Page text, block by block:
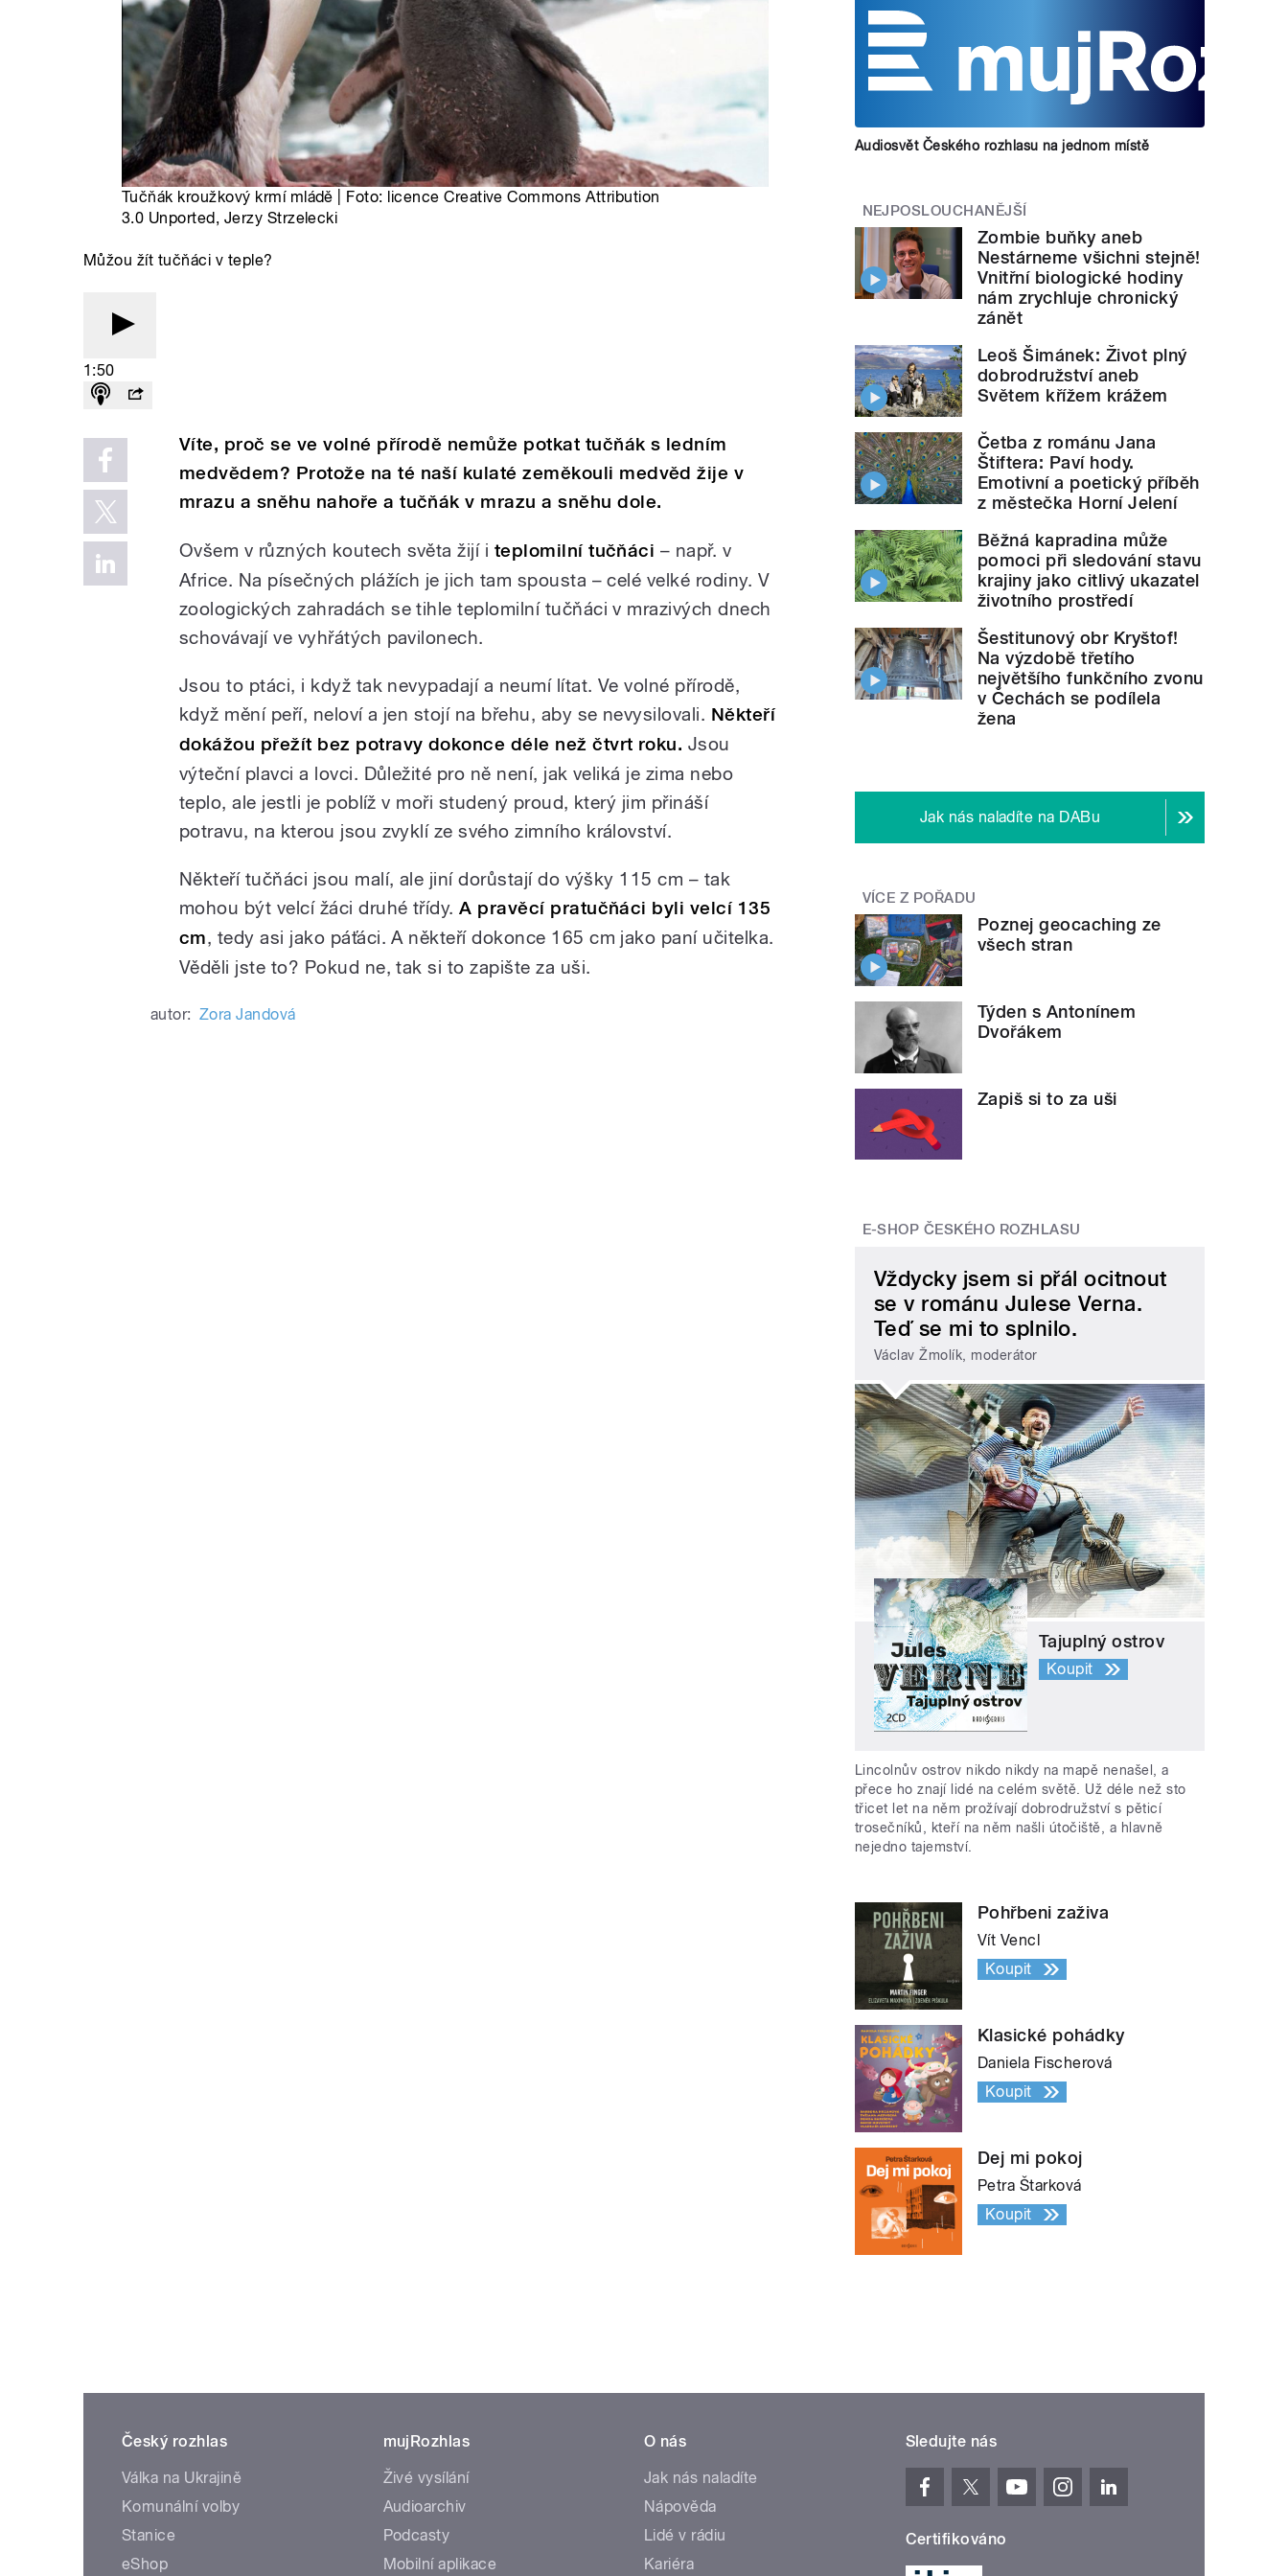
Tučňák kroužkový krmí mládě | Foto: licence Creative Commons Attribution
3.0 Unported, Jerzy Strzelecki
Můžou žít tučňáci v teple?
1:50
Víte, proč se ve volné přírodě nemůže potkat tučňák s ledním
medvědem? Protože na té naší kulaté zeměkouli medvěd žije v
mrazu a sněhu nahoře a tučňák v mrazu a sněhu dole.
Ovšem v různých koutech světa žijí i teplomilní tučňáci – např. v
Africe. Na písečných plážích je jich tam spousta – celé velké rodiny. V
zoologických zahradách se tihle teplomilní tučňáci v mrazivých dnech
schovávají ve vyhřátých pavilonech.
Jsou to ptáci, i když tak nevypadají a neumí lítat. Ve volné přírodě,
když mění peří, neloví a jen stojí na břehu, aby se nevysilovali. Někteří
dokážou přežít bez potravy dokonce déle než čtvrt roku. Jsou
výteční plavci a lovci. Důležité pro ně není, jak veliká je zima nebo
teplo, ale jestli je poblíž v moři studený proud, který jim přináší
potravu, na kterou jsou zvyklí ze svého zimního království.
Někteří tučňáci jsou malí, ale jiní dorůstají do výšky 115 cm – tak
mohou být velcí žáci druhé třídy.A pravěcí pratučňáci byli velcí 135
cm, tedy asi jako páťáci. A někteří dokonce 165 cm jako paní učitelka.
Věděli jste to? Pokud ne, tak si to zapište za uši.
autor: Zora Jandová
Audiosvět Českého rozhlasu na jednom místě
NEJPOSLOUCHANĚJŠÍ
Zombie buňky aneb
Nestárneme všichni stejně!
Vnitřní biologické hodiny
nám zrychluje chronický
zánět
Leoš Šimánek: Život plný
dobrodružství aneb
Světem křížem krážem
Četba z románu Jana
Štiftera: Paví hody.
Emotivní a poetický příběh
z městečka Horní Jelení
Běžná kapradina může
pomoci při sledování stavu
krajiny jako citlivý ukazatel
životního prostředí
Šestitunový obr Kryštof!
Na výzdobě třetího
největšího funkčního zvonu
v Čechách se podílela
žena
Jak nás naladíte na DABu
VÍCE Z POŘADU
Poznej geocaching ze
všech stran
Týden s Antonínem
Dvořákem
Zapiš si to za uši
E-SHOP ČESKÉHO ROZHLASU
Vždycky jsem si přál ocitnout
se v románu Julese Verna.
Teď se mi to splnilo.
Václav Žmolík, moderátor
Tajuplný ostrov
Koupit
Lincolnův ostrov nikdo nikdy na mapě nenašel, a
přece ho znají lidé na celém světě. Už déle než sto
třicet let na něm prožívají dobrodružství s pěticí
trosečníků, kteří na něm našli útočiště, a hlavně
nejedno tajemství.
Pohřbeni zaživa
Vít Vencl
Koupit
Klasické pohádky
Daniela Fischerová
Koupit
Dej mi pokoj
Petra Štarková
Koupit
Český rozhlas
Válka na Ukrajině
Komunální volby
Stanice
eShop
mujRozhlas
Živé vysílání
Audioarchiv
Podcasty
Mobilní aplikace
O nás
Jak nás naladíte
Nápověda
Lidé v rádiu
Kariéra
Sledujte nás
Certifikováno